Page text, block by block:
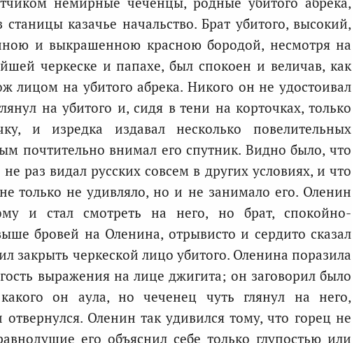
казачье начальство. Брат убитого, высокий,
и выкрашенною красною бородой, несмотря на
черкеске и папахе, был спокоен и величав, как
лицом на убитого абрека. Никого он не удостоивал
на убитого и, сидя в тени на корточках, только
и изредка издавал несколько повелительных
почтительно внимал его спутник. Видно было, что
раз видал русских совсем в других условиях, и что
только не удивляло, но и не занимало его. Оленин
и стал смотреть на него, но брат, спокойно-
бровей на Оленина, отрывисто и сердито сказал
закрыть черкеской лицо убитого. Оленина поразила
выражения на лице джигита; он заговорил было
он аула, но чеченец чуть глянул на него,
Оленин так удивился тому, что горец не
его объяснил себе только глупостью или